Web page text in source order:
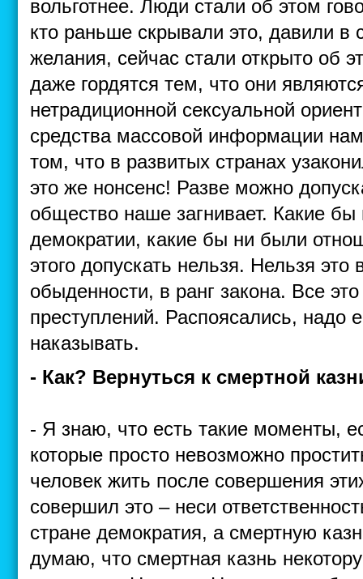
вольготнее. Люди стали об этом
кто раньше скрывали это, давили в
желания, сейчас стали открыто об
даже гордятся тем, что они
нетрадиционной сексуальной
средства массовой информации
том, что в развитых странах
это же нонсенс! Разве можно
общество наше загнивает. Какие
демократии, какие бы ни были
этого допускать нельзя. Нельзя это
обыденности, в ранг закона. Все это
преступлений. Распоясались, надо
наказывать.
- Как? Вернуться к смертной
- Я знаю, что есть такие моменты,
которые просто невозможно
человек жить после совершения
совершил это – неси
стране демократия, а смертную
думаю, что смертная казнь